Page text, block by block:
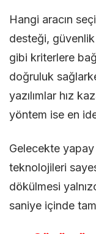
Hangi aracın
desteği,
gibi kriterlere
doğruluk
yazılımlar hız
yöntem ise en
Gelecekte
teknolojileri
dökülmesi
saniye içinde